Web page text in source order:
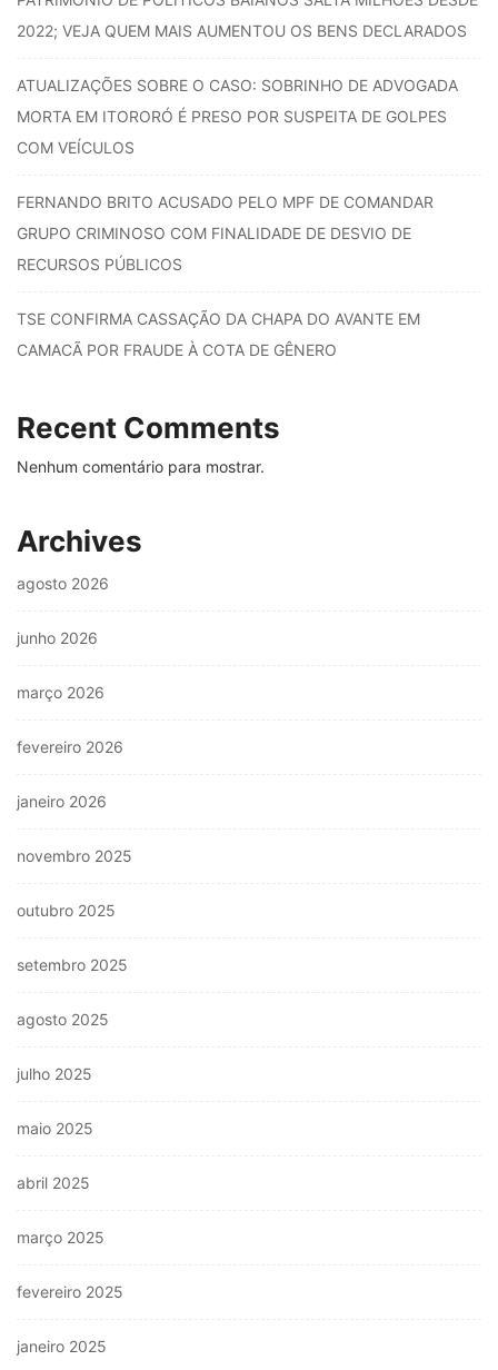
2022; VEJA QUEM MAIS AUMENTOU OS BENS DECLARADOS
ATUALIZAÇÕES SOBRE O CASO: SOBRINHO DE ADVOGADA
MORTA EM ITORORÓ É PRESO POR SUSPEITA DE GOLPES
COM VEÍCULOS
FERNANDO BRITO ACUSADO PELO MPF DE COMANDAR
GRUPO CRIMINOSO COM FINALIDADE DE DESVIO DE
RECURSOS PÚBLICOS
TSE CONFIRMA CASSAÇÃO DA CHAPA DO AVANTE EM
CAMACÃ POR FRAUDE À COTA DE GÊNERO
Recent Comments
Nenhum comentário para mostrar.
Archives
agosto 2026
junho 2026
março 2026
fevereiro 2026
janeiro 2026
novembro 2025
outubro 2025
setembro 2025
agosto 2025
julho 2025
maio 2025
abril 2025
março 2025
fevereiro 2025
janeiro 2025